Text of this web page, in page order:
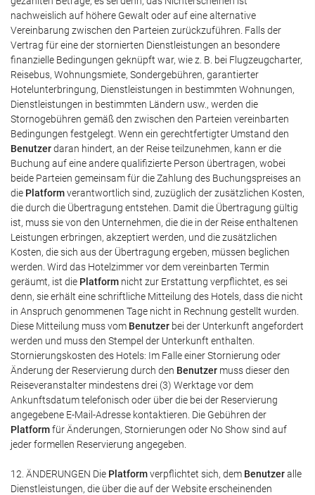
nachweislich auf höhere Gewalt oder auf eine alternative
Vereinbarung zwischen den Parteien zurückzuführen. Falls der
Vertrag für eine der stornierten Dienstleistungen an besondere
finanzielle Bedingungen geknüpft war, wie z. B. bei Flugzeugcharter,
Reisebus, Wohnungsmiete, Sondergebühren, garantierter
Hotelunterbringung, Dienstleistungen in bestimmten Wohnungen,
Dienstleistungen in bestimmten Ländern usw., werden die
Stornogebühren gemäß den zwischen den Parteien vereinbarten
Bedingungen festgelegt. Wenn ein gerechtfertigter Umstand den
Benutzerdaran hindert, an der Reise teilzunehmen, kann er die
Buchung auf eine andere qualifizierte Person übertragen, wobei
beide Parteien gemeinsam für die Zahlung des Buchungspreises an
die Platformverantwortlich sind, zuzüglich der zusätzlichen Kosten,
die durch die Übertragung entstehen. Damit die Übertragung gültig
ist, muss sie von den Unternehmen, die die in der Reise enthaltenen
Leistungen erbringen, akzeptiert werden, und die zusätzlichen
Kosten, die sich aus der Übertragung ergeben, müssen beglichen
werden. Wird das Hotelzimmer vor dem vereinbarten Termin
geräumt, ist die Platform nicht zur Erstattung verpflichtet, es sei
denn, sie erhält eine schriftliche Mitteilung des Hotels, dass die nicht
in Anspruch genommenen Tage nicht in Rechnung gestellt wurden.
Diese Mitteilung muss vom Benutzer bei der Unterkunft angefordert
werden und muss den Stempel der Unterkunft enthalten.
Stornierungskosten des Hotels: Im Falle einer Stornierung oder
Änderung der Reservierung durch den Benutzer muss dieser den
Reiseveranstalter mindestens drei (3) Werktage vor dem
Ankunftsdatum telefonisch oder über die bei der Reservierung
angegebene E-Mail-Adresse kontaktieren. Die Gebühren der
Platformfür Änderungen, Stornierungen oder No Show sind auf
jeder formellen Reservierung angegeben.
12. ÄNDERUNGEN Die Platformverpflichtet sich, dem Benutzeralle
Dienstleistungen, die über die auf der Website erscheinenden